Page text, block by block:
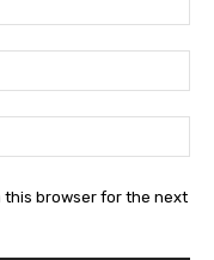
this browser for the next